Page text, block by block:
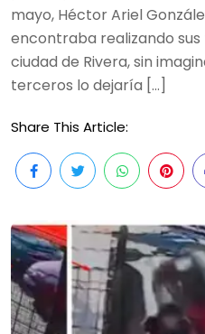
mayo, Héctor Ariel
encontraba realizando
ciudad de Rivera, sin
terceros lo dejaría […]
Share This Article: